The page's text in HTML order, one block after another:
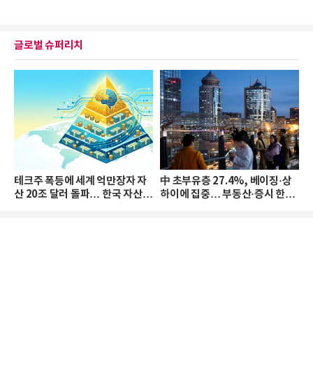
글로벌 슈퍼리치
테크주 폭등에 세계 억만장자 자
산 20조 달러 돌파… 한국 자산
中 초부유층 27.4%, 베이징·상
하이에 집중… 부동산·증시 한파